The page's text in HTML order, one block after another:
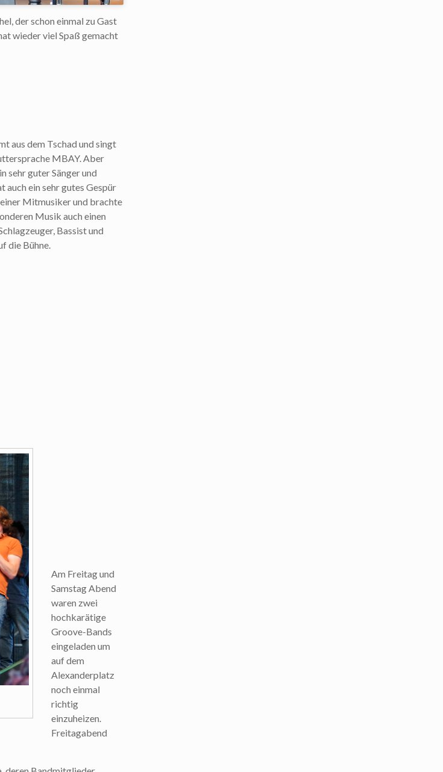
der schon einmal zu Gast
wieder viel Spaß gemacht
aus dem Tschad und singt
MBAY. Aber
sehr guter Sänger und
auch ein sehr gutes Gespür
Mitmusiker und brachte
Musik auch einen
Bassist und
die Bühne.
Am Freitag und
Samstag Abend
waren zwei
hochkarätige
Groove-Bands
eingeladen um
auf dem
Alexanderplatz
noch einmal
richtig
einzuheizen.
Freitagabend